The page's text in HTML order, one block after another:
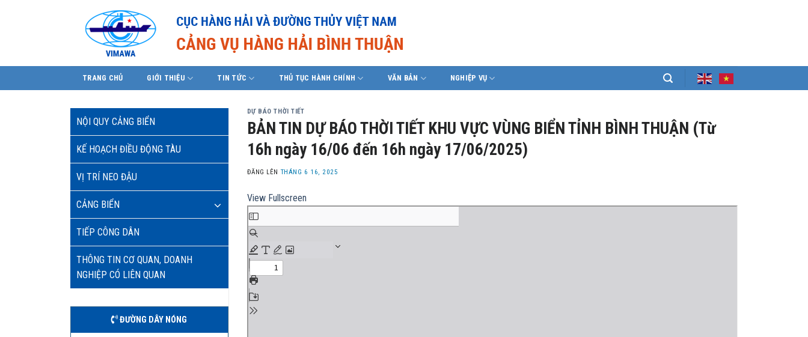
TRANG CHỦ GIỚI THIỆU TIN TỨC THỦ TỤC HÀNH CHÍNH VĂN BẢN NGHIỆP VỤ
NỘI QUY CẢNG BIỂN
KẾ HOẠCH ĐIỀU ĐỘNG TÀU
VỊ TRÍ NEO ĐẬU
CẢNG BIỂN
TIẾP CÔNG DÂN
THÔNG TIN CƠ QUAN, DOANH
NGHIỆP CÓ LIÊN QUAN
ĐƯỜNG DÂY NÓNG
DỰ BÁO THỜI TIẾT
BẢN TIN DỰ BÁO THỜI TIẾT KHU VỰC VÙNG BIỂN TỈNH BÌNH THUẬN (Từ
16h ngày 16/06 đến 16h ngày 17/06/2025)
ĐĂNG LÊN THÁNG 6 16, 2025
View Fullscreen